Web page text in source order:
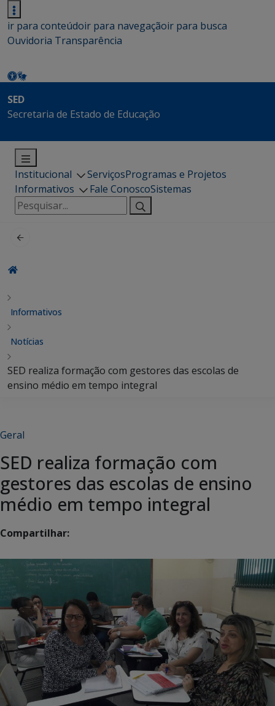
ir para conteúdoir para navegaçãoir para busca
Ouvidoria Transparência
SED
Secretaria de Estado de Educação
Institucional ServiçosProgramas e Projetos
Informativos
Fale ConoscoSistemas
Pesquisar
por:
Informativos
Notícias
SED realiza formação com gestores das escolas de
ensino médio em tempo integral
Geral
SED realiza formação com
gestores das escolas de ensino
médio em tempo integral
Compartilhar: